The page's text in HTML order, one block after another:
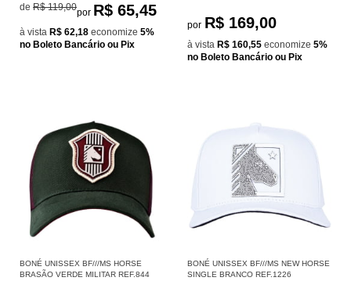
de R$ 119,00por R$ 65,45
à vista R$ 62,18 economize 5%
no Boleto Bancário ou Pix
por R$ 169,00
à vista R$ 160,55 economize 5%
no Boleto Bancário ou Pix
BONÉ UNISSEX BF///MS HORSE
BRASÃO VERDE MILITAR REF.844
BONÉ UNISSEX BF///MS NEW HORSE
SINGLE BRANCO REF.1226